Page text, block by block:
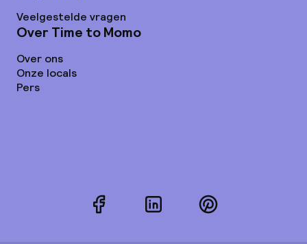
Veelgestelde vragen
Over Time to Momo
Over ons
Onze locals
Pers
FacebookLinkedInPinterest